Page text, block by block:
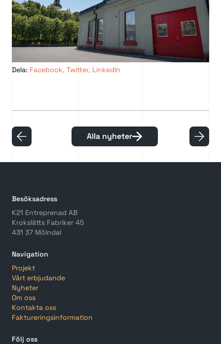
Dela: Facebook, Twitter, LinkedIn
Alla nyheter
Besöksadress
K21 Entreprenad AB
Krokslätts Fabriker 45
431 37 Mölndal
Navigation
Projekt
Vårt erbjudande
Nyheter
Om oss
Kontakta oss
Faktureringsinformation
Följ oss